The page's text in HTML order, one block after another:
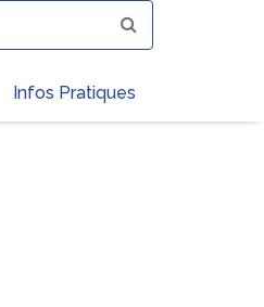
Infos Pratiques